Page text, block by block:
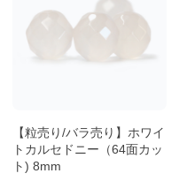
【粒売り/バラ売り】ホワイ
トカルセドニー（64面カッ
ト) 8mm